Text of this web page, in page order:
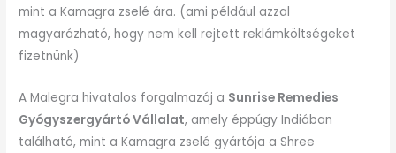
mint a Kamagra zselé ára. (ami például azzal
magyarázható, hogy nem kell rejtett reklámköltségeket
fizetnünk)
A Malegra hivatalos forgalmazój a Sunrise Remedies
Gyógyszergyártó Vállalat, amely éppúgy Indiában
található, mint a Kamagra zselé gyártója a Shree